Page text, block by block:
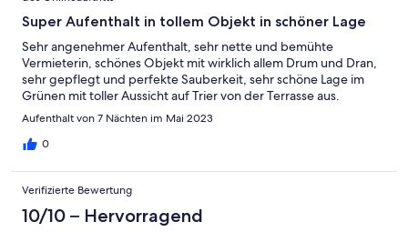
Super Aufenthalt in tollem Objekt in schöner Lage
Sehr angenehmer Aufenthalt, sehr nette und bemühte
Vermieterin, schönes Objekt mit wirklich allem Drum und Dran,
sehr gepflegt und perfekte Sauberkeit, sehr schöne Lage im
Grünen mit toller Aussicht auf Trier von der Terrasse aus.
Aufenthalt von 7 Nächten im Mai 2023
0
Verifizierte Bewertung
10/10 – Hervorragend